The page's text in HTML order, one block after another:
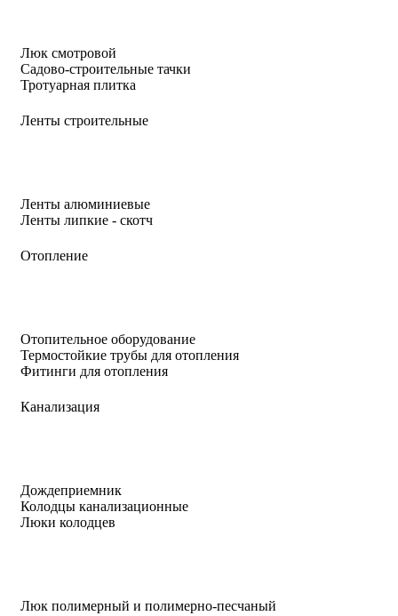
Люк смотровой
Садово-строительные тачки
Тротуарная плитка
Ленты строительные
Ленты алюминиевые
Ленты липкие - скотч
Отопление
Отопительное оборудование
Термостойкие трубы для отопления
Фитинги для отопления
Канализация
Дождеприемник
Колодцы канализационные
Люки колодцев
Люк полимерный и полимерно-песчаный